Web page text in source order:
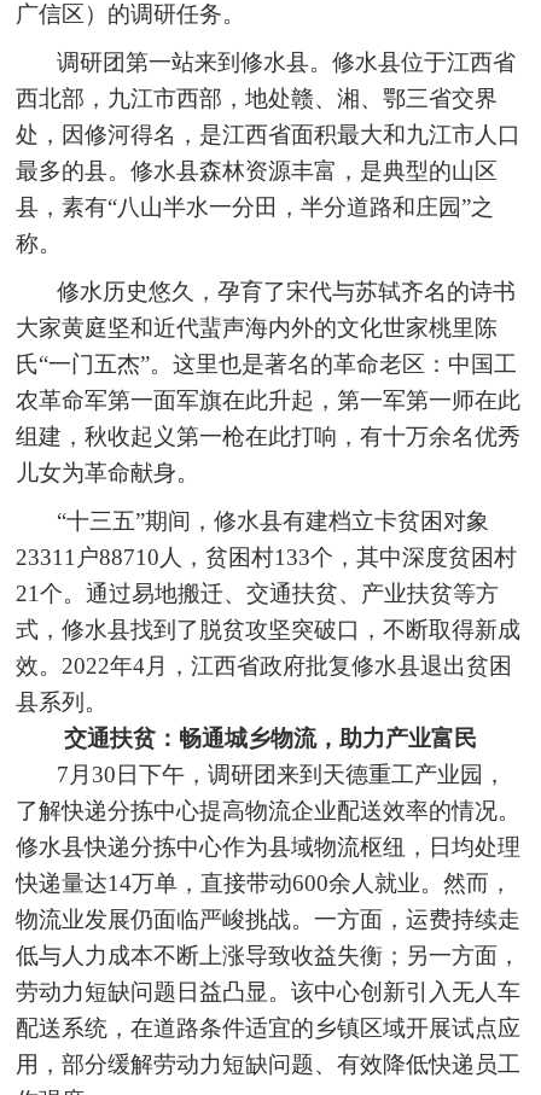
广信区）的调研任务。
调研团第一站来到修水县。修水县位于江西省
西北部，九江市西部，地处赣、湘、鄂三省交界
处，因修河得名，是江西省面积最大和九江市人口
最多的县。修水县森林资源丰富，是典型的山区
县，素有“八山半水一分田，半分道路和庄园”之
称。
修水历史悠久，孕育了宋代与苏轼齐名的诗书
大家黄庭坚和近代蜚声海内外的文化世家桃里陈
氏“一门五杰”。这里也是著名的革命老区：中国工
农革命军第一面军旗在此升起，第一军第一师在此
组建，秋收起义第一枪在此打响，有十万余名优秀
儿女为革命献身。
“十三五”期间，修水县有建档立卡贫困对象
23311户88710人，贫困村133个，其中深度贫困村
21个。通过易地搬迁、交通扶贫、产业扶贫等方
式，修水县找到了脱贫攻坚突破口，不断取得新成
效。2022年4月，江西省政府批复修水县退出贫困
县系列。
交通扶贫：畅通城乡物流，助力产业富民
7月30日下午，调研团来到天德重工产业园，
了解快递分拣中心提高物流企业配送效率的情况。
修水县快递分拣中心作为县域物流枢纽，日均处理
快递量达14万单，直接带动600余人就业。然而，
物流业发展仍面临严峻挑战。一方面，运费持续走
低与人力成本不断上涨导致收益失衡；另一方面，
劳动力短缺问题日益凸显。该中心创新引入无人车
配送系统，在道路条件适宜的乡镇区域开展试点应
用，部分缓解劳动力短缺问题、有效降低快递员工